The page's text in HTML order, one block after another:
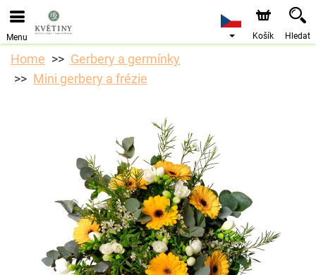
Objednávky přes e-shop přijímáme. Nejbližší možné
doručení je od 10.8.2026 z důvodu dovolené.
Menu Košík Hledat
Home
Gerbery a germínky
Mini gerbery a frézie